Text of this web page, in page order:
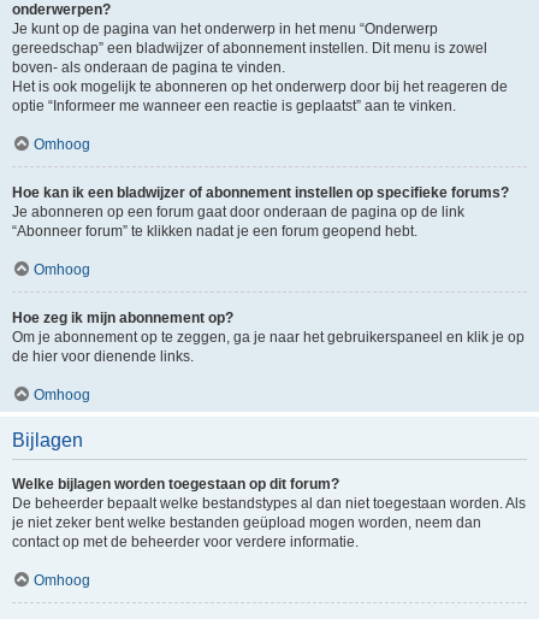
onderwerpen?
Je kunt op de pagina van het onderwerp in het menu “Onderwerp
gereedschap” een bladwijzer of abonnement instellen. Dit menu is zowel
boven- als onderaan de pagina te vinden.
Het is ook mogelijk te abonneren op het onderwerp door bij het reageren de
optie “Informeer me wanneer een reactie is geplaatst” aan te vinken.
Omhoog
Hoe kan ik een bladwijzer of abonnement instellen op specifieke forums?
Je abonneren op een forum gaat door onderaan de pagina op de link
“Abonneer forum” te klikken nadat je een forum geopend hebt.
Omhoog
Hoe zeg ik mijn abonnement op?
Om je abonnement op te zeggen, ga je naar het gebruikerspaneel en klik je op
de hier voor dienende links.
Omhoog
Bijlagen
Welke bijlagen worden toegestaan op dit forum?
De beheerder bepaalt welke bestandstypes al dan niet toegestaan worden. Als
je niet zeker bent welke bestanden geüpload mogen worden, neem dan
contact op met de beheerder voor verdere informatie.
Omhoog